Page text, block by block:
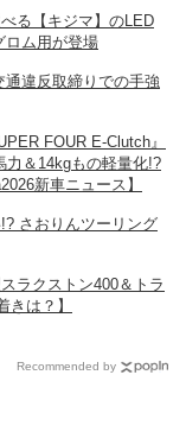
る【キジマ】のLED
ロム用が登場
通違反取締りでの手強
FOUR E-Clutch』
力＆14kgもの軽量化!?
新車ニュース】
さおりんツーリング
ラクストン400＆トラ
は？】
Recommended by